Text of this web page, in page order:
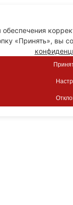
«Принять», вы